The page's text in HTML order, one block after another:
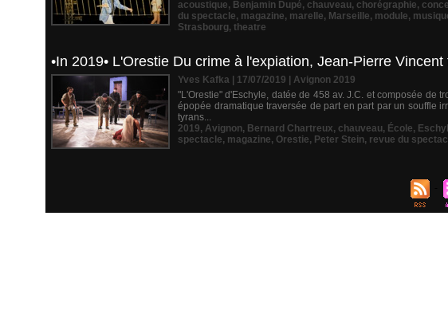
acoustique, Benjamin Dupé, chauveau, chorégraphie,
du spectacle, magazine, marelle, Marseille, module,
Strasbourg, theatre
•In 2019• L'Orestie Du crime à l'expiation, Jean-Pierre
Yves Kafka | 17/07/2019
Avignon 2019
"L'Orestie" d'Eschyle, datée de 458 av. J.C. et composée de
épopée dramatique traversée de part en part par un souffle
tyrans...
2019, Avignon, Bernard Chartreux, chauveau, École,
spectacle, magazine, Orestie, Peter Stein, revue du